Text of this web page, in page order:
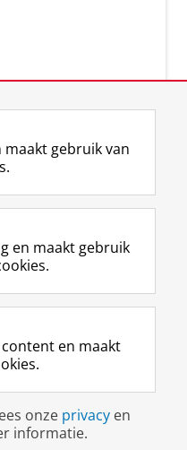
F
a
e
b
o
p
a
i
n
a
L
i
k
e
I
-
p
g
i
n
R
S
-
f
e
R
k
s
u
I
n
t
r
m
c
c
o
Y
o
T
e
k
a
a
gebruik van
en maakt gebruik
en maakt
onze privacy en
informatie.